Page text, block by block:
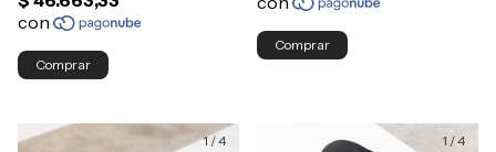
Comprar
Comprar
1/4 1 /4